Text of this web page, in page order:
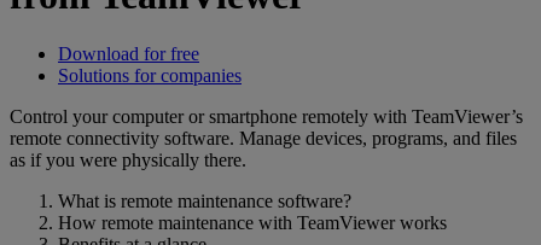
Download for free
Solutions for companies
Control your computer or smartphone remotely with TeamViewer’s
remote connectivity software. Manage devices, programs, and files
as if you were physically there.
What is remote maintenance software?
How remote maintenance with TeamViewer works